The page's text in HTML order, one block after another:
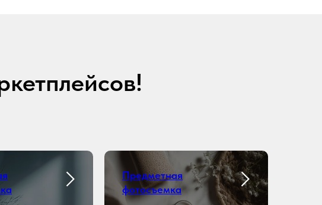
Предметная
фотосъемка